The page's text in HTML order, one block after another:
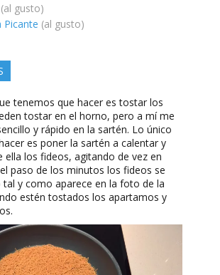
(al gusto)
Picante (al gusto)
tenemos que hacer es tostar los
tostar en el horno, pero a mí me
y rápido en la sartén. Lo único
es poner la sartén a calentar y
ella los fideos, agitando de vez en
paso de los minutos los fideos se
y como aparece en la foto de la
estén tostados los apartamos y